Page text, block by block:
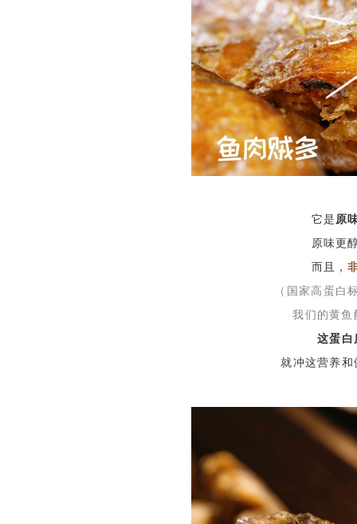
它是 原
原味更
而且，
（国家高蛋白
我们的黄鱼
这蛋白
就冲这营养